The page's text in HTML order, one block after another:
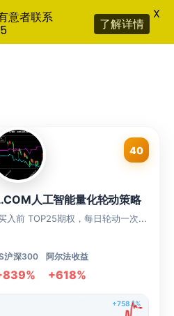
40
人工智能量化轮动策略
入前 TOP25期权，每日轮动一次...
沪深300 阿尔法收益
+618%
+758.1%
意者联系
了解详情
X